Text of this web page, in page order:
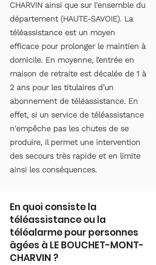
CHARVIN ainsi que sur l'ensemble du
département (HAUTE-SAVOIE). La
téléassistance est un moyen
efficace pour prolonger le maintien à
domicile. En moyenne, l’entrée en
maison de retraite est décalée de 1 à
2 ans pour les titulaires d’un
abonnement de téléassistance. En
effet, si un service de téléassistance
n'empêche pas les chutes de se
produire, il permet une intervention
des secours très rapide et en limite
ainsi les conséquences.
En quoi consiste la
téléassistance ou la
téléalarme pour personnes
âgées à LE BOUCHET-MONT-
CHARVIN ?